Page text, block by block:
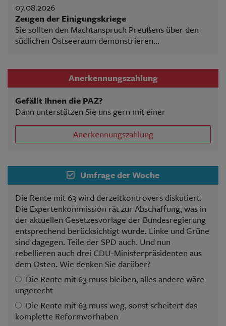
07.08.2026
Zeugen der Einigungskriege
Sie sollten den Machtanspruch Preußens über den
südlichen Ostseeraum demonstrieren...
Anerkennungszahlung
Gefällt Ihnen die PAZ?
Dann unterstützen Sie uns gern mit einer
Anerkennungszahlung
Umfrage der Woche
Die Rente mit 63 wird derzeitkontrovers diskutiert.
Die Expertenkommission rät zur Abschaffung, was in
der aktuellen Gesetzesvorlage der Bundesregierung
entsprechend berücksichtigt wurde. Linke und Grüne
sind dagegen. Teile der SPD auch. Und nun
rebellieren auch drei CDU-Ministerpräsidenten aus
dem Osten. Wie denken Sie darüber?
Die Rente mit 63 muss bleiben, alles andere wäre
ungerecht
Die Rente mit 63 muss weg, sonst scheitert das
komplette Reformvorhaben